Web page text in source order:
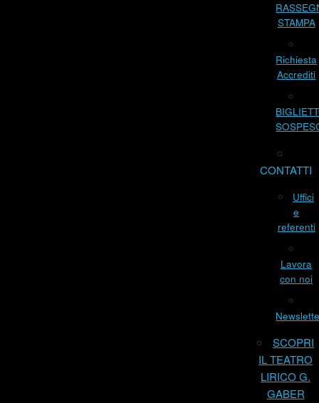
STAMPA
Richiesta
Accrediti
CONTATTI
Uffici
e
referenti
Lavora
con noi
SCOPRI
IL TEATRO
LIRICO G.
GABER